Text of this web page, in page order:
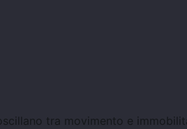
tra movimento e